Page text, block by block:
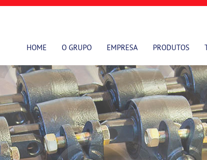
HOME O GRUPO EMPRESA PRODUTOS